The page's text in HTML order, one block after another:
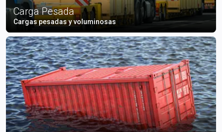
Carga Pesada
Cargas pesadas y voluminosas